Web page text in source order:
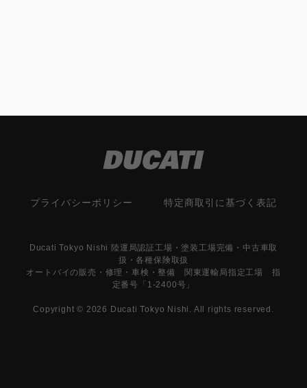
プライバシーポリシー 特定商取引に基づく表記
Ducati Tokyo Nishi 陸運局認証工場・塗装工場完備・中古車取
扱・各種保険取扱
オートバイの販売・修理・車検・整備 関東運輸局指定工場 指
定番号「1-2400号」
Copyright © 2026 Ducati Tokyo Nishi. All rights reserved.